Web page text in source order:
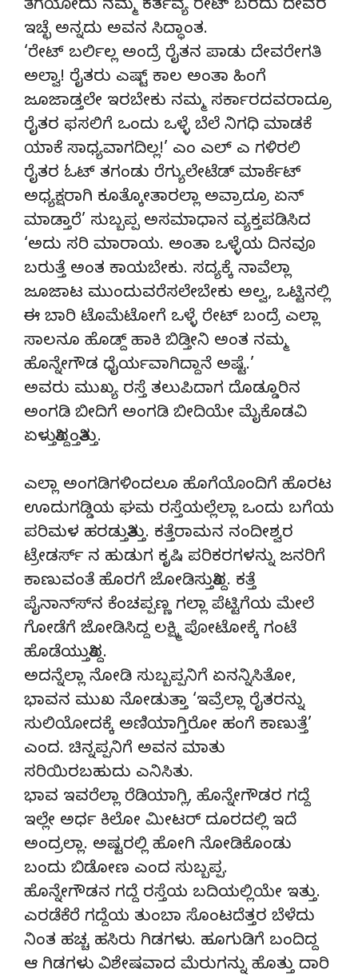
ತೆಗೆಯೋದು ನಮ್ಮ ಕರ್ತವ್ಯ ರೇಟ್ ಬರದು ದೇವರ
ಇಚ್ಛೆ ಅನ್ನದು ಅವನ ಸಿದ್ಧಾಂತ.
‘ರೇಟ್ ಬರ್ಲಿಲ್ಲ ಅಂದ್ರೆ ರೈತನ ಪಾಡು ದೇವರೇಗತಿ
ಅಲ್ವಾ! ರೈತರು ಎಷ್ಟ್ ಕಾಲ ಅಂತಾ ಹಿಂಗೆ
ಜೂಜಾಡ್ತಲೇ ಇರಬೇಕು ನಮ್ಮ ಸರ್ಕಾರದವರಾದ್ರೂ
ರೈತರ ಫಸಲಿಗೆ ಒಂದು ಒಳ್ಳೆ ಬೆಲೆ ನಿಗಧಿ ಮಾಡಕೆ
ಯಾಕೆ ಸಾಧ್ಯವಾಗದಿಲ್ಲ!’ ಎಂ ಎಲ್ ಎ ಗಳಿರಲಿ
ರೈತರ ಓಟ್ ತಗಂಡು ರೆಗ್ಯುಲೇಟೆಡ್ ಮಾರ್ಕೆಟ್
ಅಧ್ಯಕ್ಷರಾಗಿ ಕೂತ್ಕೋತಾರಲ್ಲಾ ಅವ್ರಾದ್ರೂ ಏನ್
ಮಾಡ್ತಾರೆ’ ಸುಬ್ಬಪ್ಪ ಅಸಮಾಧಾನ ವ್ಯಕ್ತಪಡಿಸಿದ
‘ಅದು ಸರಿ ಮಾರಾಯ. ಅಂತಾ ಒಳ್ಳೆಯ ದಿನವೂ
ಬರುತ್ತೆ ಅಂತ ಕಾಯಬೇಕು. ಸದ್ಯಕ್ಕೆ ನಾವೆಲ್ಲಾ
ಜೂಜಾಟ ಮುಂದುವರೆಸಲೇಬೇಕು ಅಲ್ವ, ಒಟ್ಟಿನಲ್ಲಿ
ಈ ಬಾರಿ ಟೊಮೆಟೋಗೆ ಒಳ್ಳೆ ರೇಟ್ ಬಂದ್ರೆ ಎಲ್ಲಾ
ಸಾಲನೂ ಹೊಡ್ದ್ ಹಾಕಿ ಬಿಡ್ತೀನಿ ಅಂತ ನಮ್ಮ
ಹೊನ್ನೇಗೌಡ ಧೈರ್ಯವಾಗಿದ್ದಾನೆ ಅಷ್ಟೆ.’
ಅವರು ಮುಖ್ಯ ರಸ್ತೆ ತಲುಪಿದಾಗ ದೊಡ್ಡೂರಿನ
ಅಂಗಡಿ ಬೀದಿಗೆ ಅಂಗಡಿ ಬೀದಿಯೇ ಮೈಕೊಡವಿ
ಏಳುತ್ತಿದ್ದಂತ್ತಿತ್ತು.
ಎಲ್ಲಾ ಅಂಗಡಿಗಳಿಂದಲೂ ಹೊಗೆಯೊಂದಿಗೆ ಹೊರಟ
ಊದುಗಡ್ಡಿಯ ಘಮ ರಸ್ತೆಯಲ್ಲೆಲ್ಲಾ ಒಂದು ಬಗೆಯ
ಪರಿಮಳ ಹರಡುತ್ತಿತ್ತು. ಕತ್ತೆರಾಮನ ನಂದೀಶ್ವರ
ಟ್ರೇಡರ್ಸ್ ನ ಹುಡುಗ ಕೃಷಿ ಪರಿಕರಗಳನ್ನು ಜನರಿಗೆ
ಕಾಣುವಂತೆ ಹೊರಗೆ ಜೋಡಿಸುತ್ತಿದ್ದ. ಕತ್ತೆ
ಪೈನಾನ್ಸ್‍ನ ಕೆಂಚಪ್ಪಣ್ಣ ಗಲ್ಲಾ ಪೆಟ್ಟಿಗೆಯ ಮೇಲೆ
ಗೋಡೆಗೆ ಜೋಡಿಸಿದ್ದ ಲಕ್ಷ್ಮಿ ಪೋಟೋಕ್ಕೆ ಗಂಟೆ
ಹೊಡೆಯುತ್ತಿದ್ದ.
ಅದನ್ನೆಲ್ಲಾ ನೋಡಿ ಸುಬ್ಬಪ್ಪನಿಗೆ ಏನನ್ನಿಸಿತೋ,
ಭಾವನ ಮುಖ ನೋಡುತ್ತಾ ‘ಇವ್ರೆಲ್ಲಾ ರೈತರನ್ನು
ಸುಲಿಯೋದಕ್ಕೆ ಅಣಿಯಾಗ್ತಿರೋ ಹಂಗೆ ಕಾಣುತ್ತೆ’
ಎಂದ. ಚಿನ್ನಪ್ಪನಿಗೆ ಅವನ ಮಾತು
ಸರಿಯಿರಬಹುದು ಎನಿಸಿತು.
ಭಾವ ಇವರೆಲ್ಲಾ ರೆಡಿಯಾಗ್ಲಿ, ಹೊನ್ನೇಗೌಡರ ಗದ್ದೆ
ಇಲ್ಲೇ ಅರ್ಧ ಕಿಲೋ ಮೀಟರ್ ದೂರದಲ್ಲಿ ಇದೆ
ಅಂದ್ರಲ್ಲಾ. ಅಷ್ಟರಲ್ಲಿ ಹೋಗಿ ನೋಡಿಕೊಂಡು
ಬಂದು ಬಿಡೋಣ ಎಂದ ಸುಬ್ಬಪ್ಪ.
ಹೊನ್ನೇಗೌಡನ ಗದ್ದೆ ರಸ್ತೆಯ ಬದಿಯಲ್ಲಿಯೇ ಇತ್ತು.
ಎರಡೆಕೆರೆ ಗದ್ದೆಯ ತುಂಬಾ ಸೊಂಟದೆತ್ತರ ಬೆಳೆದು
ನಿಂತ ಹಚ್ಚ ಹಸಿರು ಗಿಡಗಳು. ಹೂಗುಡಿಗೆ ಬಂದಿದ್ದ
ಆ ಗಿಡಗಳು ವಿಶೇಷವಾದ ಮೆರುಗನ್ನು ಹೊತ್ತು ದಾರಿ